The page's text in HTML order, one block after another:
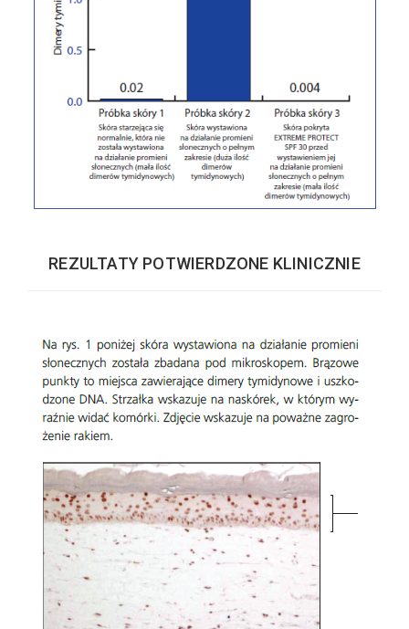
REZULTATY POTWIERDZONE KLINICZNIE